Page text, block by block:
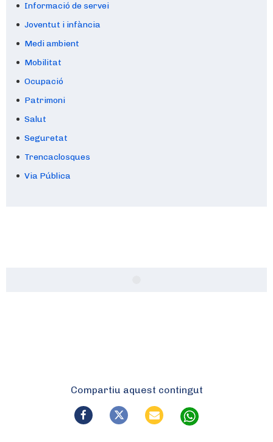
Informació de servei
Joventut i infància
Medi ambient
Mobilitat
Ocupació
Patrimoni
Salut
Seguretat
Trencaclosques
Via Pública
Compartiu aquest contingut